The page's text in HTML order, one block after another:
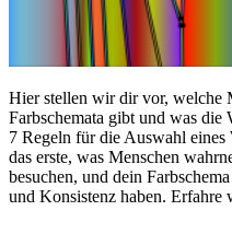
Hier stellen wir dir vor, welche
Farbschemata gibt und was
7 Regeln für die Auswahl eines
das erste, was Menschen
besuchen, und dein
und Konsistenz haben.